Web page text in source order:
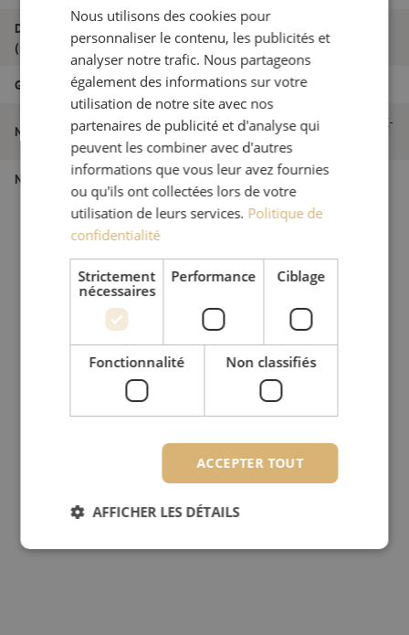
Diamètre extérieur
(mm)
2.0
Grade B
Nom de l'article
Jarretière optique duplex SM, E2000/APC-
SC/PC, 2.0mm, 22m
Numéro d'article M20000243
Nous utilisons des cookies pour
personnaliser le contenu, les publicités et
analyser notre trafic. Nous partageons
également des informations sur votre
utilisation de notre site avec nos
partenaires de publicité et d'analyse qui
peuvent les combiner avec d'autres
informations que vous leur avez fournies
ou qu'ils ont collectées lors de votre
utilisation de leurs services. Politique de
confidentialité
Strictement
nécessaires
Performance Ciblage
Fonctionnalité Non classifiés
ACCEPTER TOUT
AFFICHER LES DÉTAILS